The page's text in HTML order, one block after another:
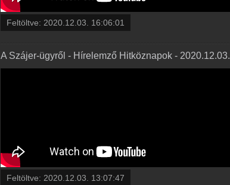
Feltöltve: 2020.12.03. 16:06:01
A Szájer-ügyről - Hírelemző Hitköznapok - 2020.12.03.
Feltöltve: 2020.12.03. 13:07:47